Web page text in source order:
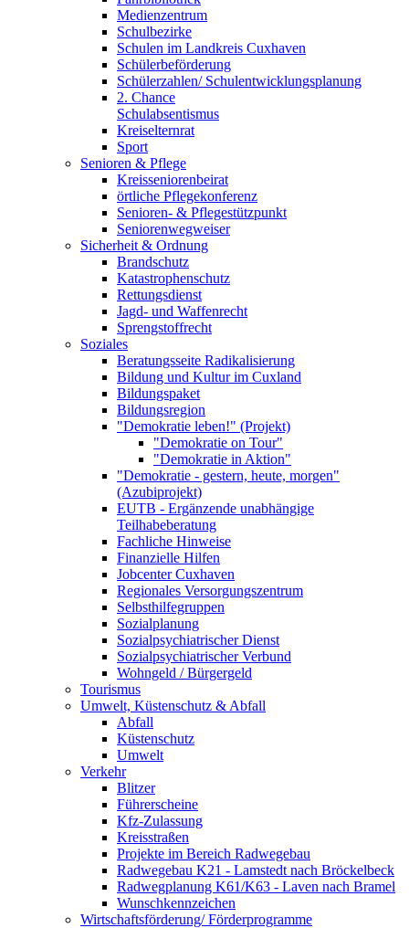
Medienzentrum
Schulbezirke
Schulen im Landkreis Cuxhaven
Schülerbeförderung
Schülerzahlen/ Schulentwicklungsplanung
2. Chance
Schulabsentismus
Kreiselternrat
Sport
Senioren & Pflege
Kreisseniorenbeirat
örtliche Pflegekonferenz
Senioren- & Pflegestützpunkt
Seniorenwegweiser
Sicherheit & Ordnung
Brandschutz
Katastrophenschutz
Rettungsdienst
Jagd- und Waffenrecht
Sprengstoffrecht
Soziales
Beratungsseite Radikalisierung
Bildung und Kultur im Cuxland
Bildungspaket
Bildungsregion
"Demokratie leben!" (Projekt)
"Demokratie on Tour"
"Demokratie in Aktion"
"Demokratie - gestern, heute, morgen"
(Azubiprojekt)
EUTB - Ergänzende unabhängige
Teilhabeberatung
Fachliche Hinweise
Finanzielle Hilfen
Jobcenter Cuxhaven
Regionales Versorgungszentrum
Selbsthilfegruppen
Sozialplanung
Sozialpsychiatrischer Dienst
Sozialpsychiatrischer Verbund
Wohngeld / Bürgergeld
Tourismus
Umwelt, Küstenschutz & Abfall
Abfall
Küstenschutz
Umwelt
Verkehr
Blitzer
Führerscheine
Kfz-Zulassung
Kreisstraßen
Projekte im Bereich Radwegebau
Radwegebau K21 - Lamstedt nach Bröckelbeck
Radwegplanung K61/K63 - Laven nach Bramel
Wunschkennzeichen
Wirtschaftsförderung/ Förderprogramme